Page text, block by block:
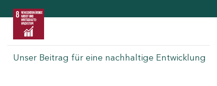
Unser Beitrag für eine nachhaltige Entwicklung